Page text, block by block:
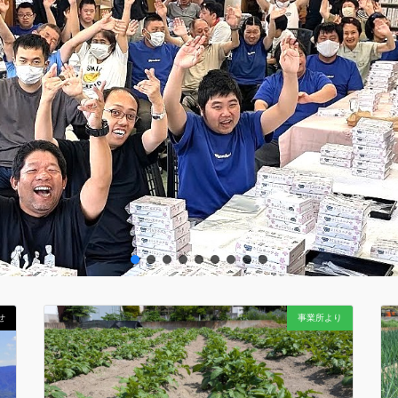
事業所より